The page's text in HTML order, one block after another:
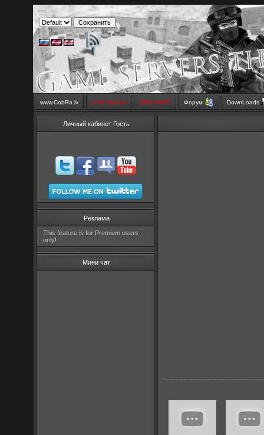
www.CobRa.lv LIVE Stream SMS SHOP Форум DownLoads
Личный кабинет Гость
Реклама
This feature is for Premium users
only!
Мини чат